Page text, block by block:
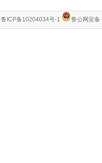
鲁ICP备10204034号-1 鲁公网安